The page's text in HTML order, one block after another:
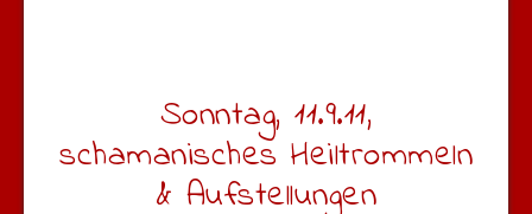
Sonntag, 11.9.11,
schamanisches Heiltrommeln
& Aufstellungen